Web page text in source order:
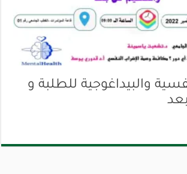
والبيداغوجية للطلبة و